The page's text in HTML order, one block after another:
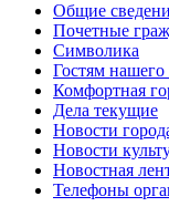
Общие
Почетные
Символика
Гостям нашего
Комфортная
Дела текущие
Новости
Новости
Новостная
Телефоны